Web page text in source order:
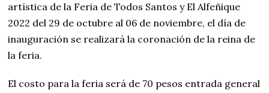
artística de la Feria de Todos Santos y El Alfeñique
2022 del 29 de octubre al 06 de noviembre, el día de
inauguración se realizará la coronación de la reina de
la feria.
El costo para la feria será de 70 pesos entrada general